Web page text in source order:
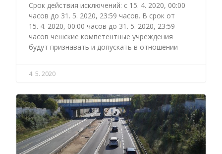
Срок действия исключений: с 15. 4. 2020, 00:00
часов до 31. 5. 2020, 23:59 часов. В срок от
15. 4. 2020, 00:00 часов до 31. 5. 2020, 23:59
часов чешские компетентные учреждения
будут признавать и допускать в отношении
4. 5. 2020